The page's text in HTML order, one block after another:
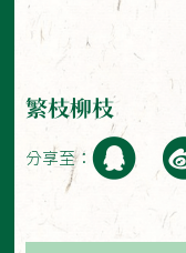
繁枝柳枝
分享至：